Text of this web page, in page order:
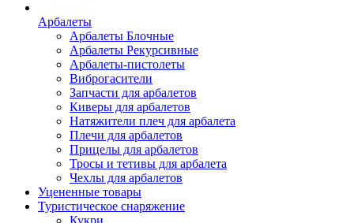
Арбалеты
Арбалеты Блочные
Арбалеты Рекурсивные
Арбалеты-пистолеты
Виброгасители
Запчасти для арбалетов
Киверы для арбалетов
Натяжители плеч для арбалета
Плечи для арбалетов
Прицелы для арбалетов
Тросы и тетивы для арбалета
Чехлы для арбалетов
Уцененные товары
Туристическое снаряжение
Кукри